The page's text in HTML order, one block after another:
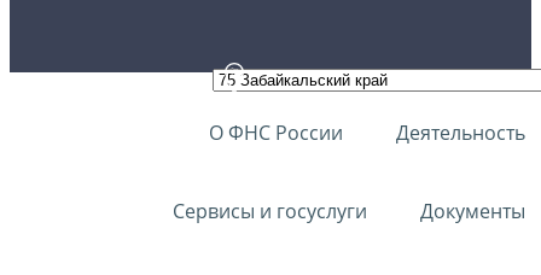
О ФНС России Деятельность
Сервисы и госуслуги Документы